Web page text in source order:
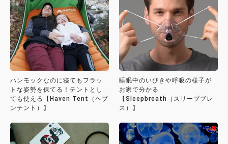
ハンモックなのに寝てもフラッ
トな姿勢を保てる！テントとし
ても使える【Haven Tent（ヘブ
ンテント）】
睡眠中のいびきや呼吸の様子が
お家で分かる
【Sleepbreath（スリープブレ
ス）】